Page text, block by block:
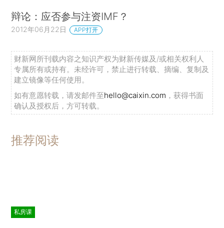
辩论：应否参与注资IMF？
2012年06月22日 APP打开
财新网所刊载内容之知识产权为财新传媒及/或相关权利人
专属所有或持有。未经许可，禁止进行转载、摘编、复制及
建立镜像等任何使用。
如有意愿转载，请发邮件至hello@caixin.com ，获得书面
确认及授权后，方可转载。
推荐阅读
私房课